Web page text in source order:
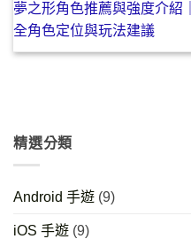
夢之形角色推薦與強度介紹｜
全角色定位與玩法建議
精選分類
Android 手遊 (9)
iOS 手遊 (9)